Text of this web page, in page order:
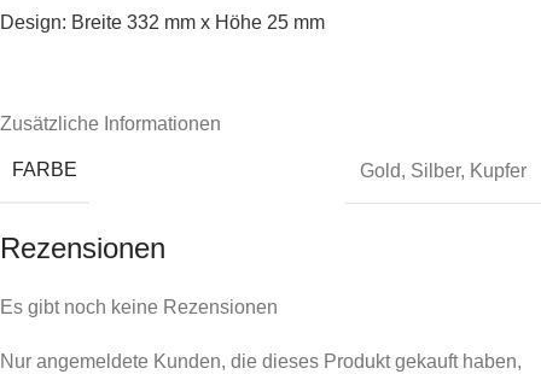
Design: Breite 332 mm x Höhe 25 mm
Zusätzliche Informationen
FARBE Gold, Silber, Kupfer
Rezensionen
Es gibt noch keine Rezensionen
Nur angemeldete Kunden, die dieses Produkt gekauft haben,